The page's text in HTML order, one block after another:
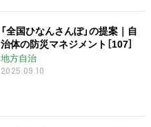
「全国ひなんさんぽ」の提案｜自
治体の防災マネジメント［107］
地方自治
2025.09.10